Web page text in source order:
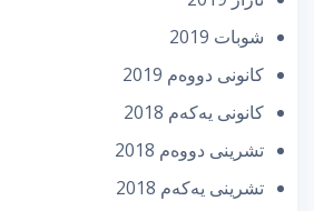
شوبات 2019
كانونی دووه‌م 2019
كانونی یه‌كه‌م 2018
تشرینی دووه‌م 2018
تشرینی یه‌كه‌م 2018